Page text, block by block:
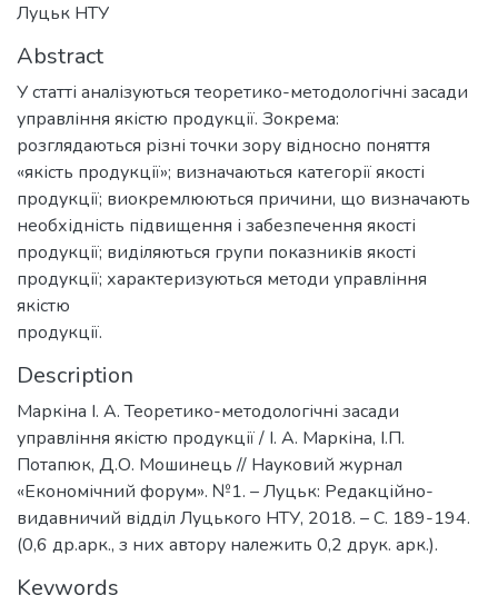
Луцьк НТУ
Abstract
У статті аналізуються теоретико-методологічні засади
управління якістю продукції. Зокрема:
розглядаються різні точки зору відносно поняття
«якість продукції»; визначаються категорії якості
продукції; виокремлюються причини, що визначають
необхідність підвищення і забезпечення якості
продукції; виділяються групи показників якості
продукції; характеризуються методи управління
якістю
продукції.
Description
Маркіна І. А. Теоретико-методологічні засади
управління якістю продукції / І. А. Маркіна, І.П.
Потапюк, Д.О. Мошинець // Науковий журнал
«Економічний форум». №1. – Луцьк: Редакційно-
видавничий відділ Луцького НТУ, 2018. – С. 189-194.
(0,6 др.арк., з них автору належить 0,2 друк. арк.).
Keywords